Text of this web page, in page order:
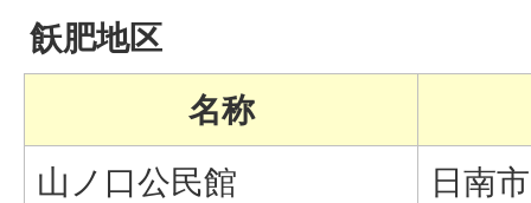
飫肥地区
名称
山ノ口公民館
日南